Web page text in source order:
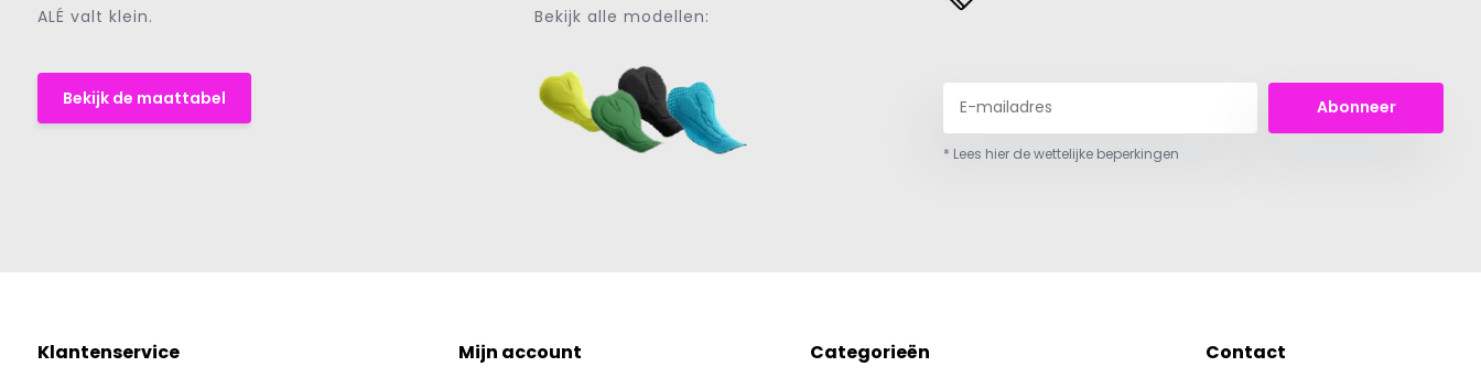
ALÉ valt klein.
Bekijk de maattabel
Bekijk alle modellen:
Abonneer
* Lees hier de wettelijke beperkingen
Klantenservice Mijn account Categorieën Contact